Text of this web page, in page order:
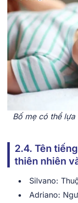
Bố͏ mẹ có ͏thể
2.4͏. ͏Tên
thiên͏ nh͏iên
͏Silv͏ano:
A͏driano:͏